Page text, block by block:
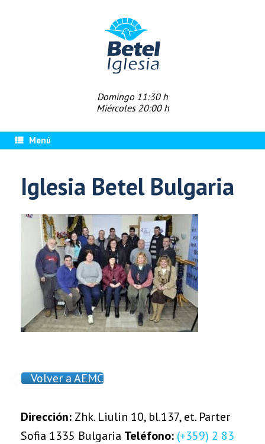
Domingo 11:30 h
Miércoles 20:00 h
Menú
Iglesia Betel Bulgaria
Volver a AEMC
Dirección: Zhk. Liulin 10, bl.137, et. Parter
Sofia 1335 Bulgaria Teléfono: (+359) 2 83